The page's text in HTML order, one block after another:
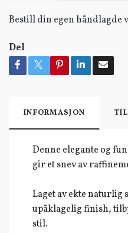
Bestill din egen håndlagde
Del
INFORMASJON
Denne elegante og
gir et snev av
Laget av ekte naturlig
upåklagelig finish,
stil.